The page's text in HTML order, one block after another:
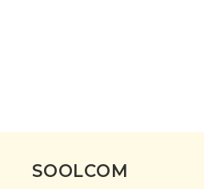
SOOLCOM